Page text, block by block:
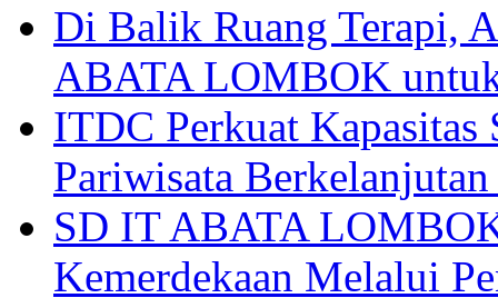
Di Balik Ruang Terapi,
ABATA LOMBOK
ITDC Perkuat
Pariwisata
SD IT ABATA
Kemerdekaan Melalui